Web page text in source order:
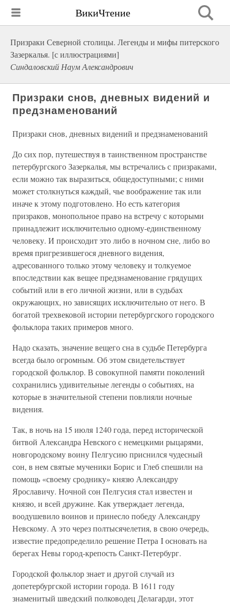
ВикиЧтение
Призраки Северной столицы. Легенды и мифы питерского
Зазеркалья. [с иллюстрациями]
Синдаловский Наум Александрович
Призраки снов, дневных видений и
предзнаменований
Призраки снов, дневных видений и предзнаменований
До сих пор, путешествуя в таинственном пространстве
петербургского Зазеркалья, мы встречались с призраками,
если можно так выразиться, общедоступными; с ними
может столкнуться каждый, чье воображение так или
иначе к этому подготовлено. Но есть категория
призраков, монопольное право на встречу с которыми
принадлежит исключительно одному-единственному
человеку. И происходит это либо в ночном сне, либо во
время пригрезившегося дневного видения,
адресованного только этому человеку и толкуемое
впоследствии как вещее предзнаменование грядущих
событий или в его личной жизни, или в судьбах
окружающих, но зависящих исключительно от него. В
богатой трехвековой истории петербургского городского
фольклора таких примеров много.
Надо сказать, значение вещего сна в судьбе Петербурга
всегда было огромным. Об этом свидетельствует
городской фольклор. В совокупной памяти поколений
сохранились удивительные легенды о событиях, на
которые в значительной степени повлияли ночные
видения.
Так, в ночь на 15 июля 1240 года, перед исторической
битвой Александра Невского с немецкими рыцарями,
новгородскому воину Пелгусию приснился чудесный
сон, в нем святые мученики Борис и Глеб спешили на
помощь «своему сроднику» князю Александру
Ярославичу. Ночной сон Пелгусия стал известен и
князю, и всей дружине. Как утверждает легенда,
воодушевило воинов и принесло победу Александру
Невскому. А это через полтысячелетия, в свою очередь,
известие предопределило решение Петра I основать на
берегах Невы город-крепость Санкт-Петербург.
Городской фольклор знает и другой случай из
допетербургской истории города. В 1611 году
знаменитый шведский полководец Делагарди, этот